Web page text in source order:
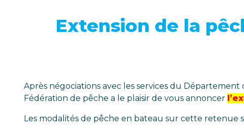
Extension de la
Après négociations avec les services du
Fédération de pêche a le plaisir de vous annoncer
Les modalités de pêche en bateau sur cette retenue